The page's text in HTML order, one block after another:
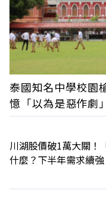
泰國知名中學校園
憶「以為是惡作劇」
川湖股價破1萬大關！
什麼？下半年需求續強